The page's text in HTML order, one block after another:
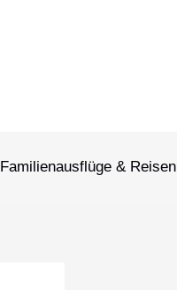
Familienausflüge & Reisen